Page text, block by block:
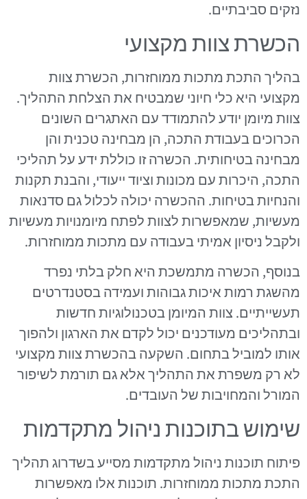
נזקים סביבתיים.
הכשרת צוות מקצועי
בהליך התכת מתכות ממוחזרות, הכשרת צוות
מקצועי היא כלי חיוני שמבטיח את הצלחת התהליך.
צוות מיומן יודע להתמודד עם האתגרים השונים
הכרוכים בעבודת התכה, הן מבחינה טכנית והן
מבחינה בטיחותית. הכשרה זו כוללת ידע על תהליכי
התכה, היכרות עם מכונות וציוד ייעודי, והבנת תקנות
והנחיות בטיחות. ההכשרה יכולה לכלול גם סדנאות
מעשיות, שמאפשרות לצוות לפתח מיומנויות מעשיות
ולקבל ניסיון אמיתי בעבודה עם מתכות ממוחזרות.
בנוסף, הכשרה מתמשכת היא חלק בלתי נפרד
מהשגת רמות איכות גבוהות ועמידה בסטנדרטים
תעשייתיים. צוות המיומן בטכנולוגיות חדשות
ובתהליכים מעודכנים יכול לקדם את הארגון ולהפוך
אותו למוביל בתחום. השקעה בהכשרת צוות מקצועי
לא רק משפרת את התהליך אלא גם תורמת לשיפור
המורל והמחויבות של העובדים.
שימוש בתוכנות ניהול מתקדמות
פיתוח תוכנות ניהול מתקדמות מסייע בשדרוג תהליך
התכת מתכות ממוחזרות. תוכנות אלו מאפשרות